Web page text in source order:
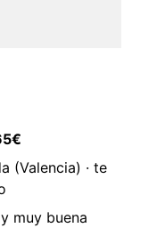
(Valencia) · te
muy buena